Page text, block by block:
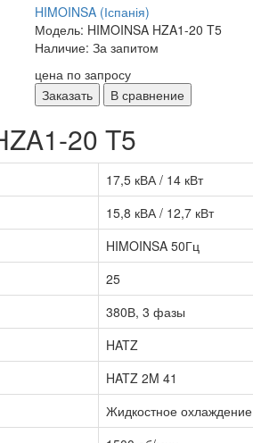
HIMOINSA (Іспанія)
Модель: HIMOINSA HZA1-20 T5
Наличие: За запитом
цена по запросу
Заказать
В сравнение
20 T5
17,5 кВА / 14 кВт
15,8 кВА / 12,7 кВт
HIMOINSA 50Гц
25
380В, 3 фазы
HATZ
HATZ 2M 41
Жидкостное охлаждение